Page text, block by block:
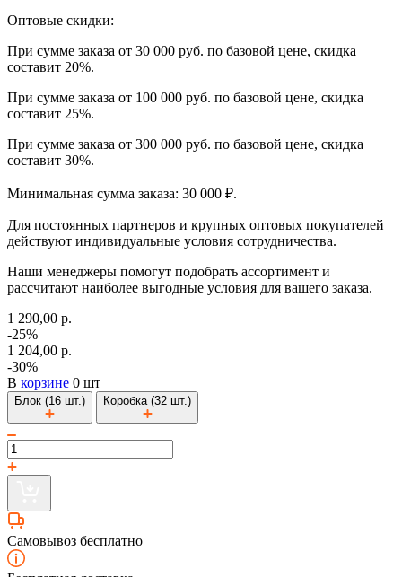
Оптовые скидки:
При сумме заказа от 30 000 руб. по базовой цене, скидка
составит 20%.
При сумме заказа от 100 000 руб. по базовой цене, скидка
составит 25%.
При сумме заказа от 300 000 руб. по базовой цене, скидка
составит 30%.
Минимальная сумма заказа: 30 000 ₽.
Для постоянных партнеров и крупных оптовых покупателей
действуют индивидуальные условия сотрудничества.
Наши менеджеры помогут подобрать ассортимент и
рассчитают наиболее выгодные условия для вашего заказа.
1 290,00 р.
-25%
1 204,00 р.
-30%
В корзине 0 шт
Блок (16 шт.) Коробка (32 шт.)
Самовывоз бесплатно